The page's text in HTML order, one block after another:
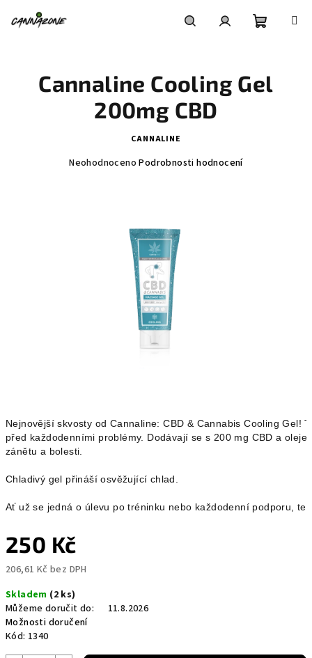
košík
Nejnovější skvosty od Cannaline: CBD & Cannabis Cooling
před každodenními problémy. Dodávají se s 200 mg CBD a
zánětu a bolesti.
Chladivý gel přináší osvěžující chlad.
Ať už se jedná o úlevu po tréninku nebo každodenní podporu,
250 Kč
206,61 Kč bez DPH
cena:
Skladem (2 ks)
Můžeme doručit do:
11.8.2026
Možnosti doručení
Kód: 1340
Cannaline Cooling Gel
200mg CBD
CANNALINE
Neohodnoceno Podrobnosti hodnocení